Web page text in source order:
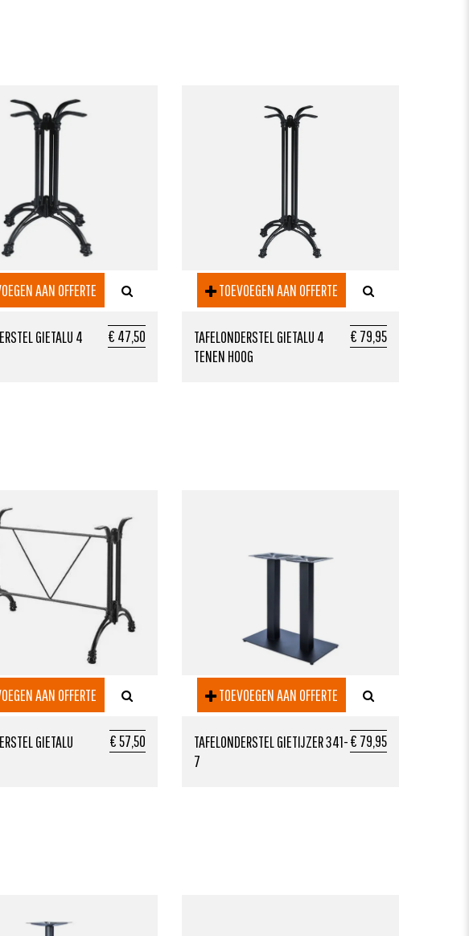
AAN OFFERTE
€ 47,50
GIETALU 4
TOEVOEGEN AAN OFFERTE
€ 79,95
TAFELONDERSTEL GIETALU 4
TENEN HOOG
AAN OFFERTE
€ 57,50
GIETALU
TOEVOEGEN AAN OFFERTE
€ 79,95
TAFELONDERSTEL GIETIJZER 341-
7